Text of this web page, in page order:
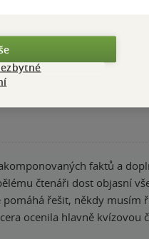
těším, až si knihu budu
začne i s někým chodit
že je kniha o tomhle, to
nápady. Především
jako vždy parádní.
faktů a
čtenáři dost objasní
řešit, někdy musím
ocenila hlavně kvízovou